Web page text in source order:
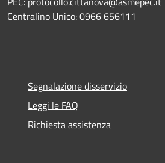
Centralino Unico: 0966 656111
Segnalazione disservizio
Leggi le FAQ
Richiesta assistenza